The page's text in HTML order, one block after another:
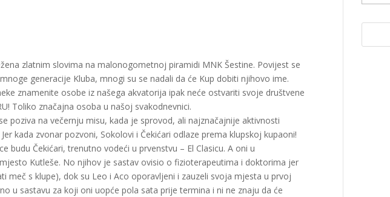
zlatnim slovima na malonogometnoj piramidi MNK Šestine. Povijest se
generacije Kluba, mnogi su se nadali da će Kup dobiti njihovo ime.
znamenite osobe iz našega akvatorija ipak neće ostvariti svoje društvene
Toliko značajna osoba u našoj svakodnevnici.
poziva na večernju misu, kada je sprovod, ali najznačajnije aktivnosti
kada zvonar pozvoni, Sokolovi i Čekićari odlaze prema klupskoj kupaoni!
budu Čekićari, trenutno vodeći u prvenstvu – El Clasicu. A oni u
Kutleše. No njihov je sastav ovisio o fizioterapeutima i doktorima jer
meč s klupe), dok su Leo i Aco oporavljeni i zauzeli svoja mjesta u prvoj
u sastavu za koji oni uopće pola sata prije termina i ni ne znaju da će